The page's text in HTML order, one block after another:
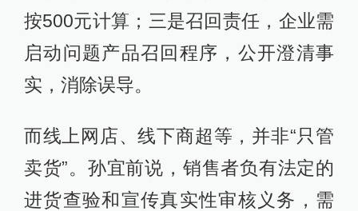
按500元计算；三是召回责任，企业需
启动问题产品召回程序，公开澄清事
实，消除误导。
而线上网店、线下商超等，并非“只管
卖货”。孙宜前说，销售者负有法定的
进货查验和宣传真实性审核义务，需